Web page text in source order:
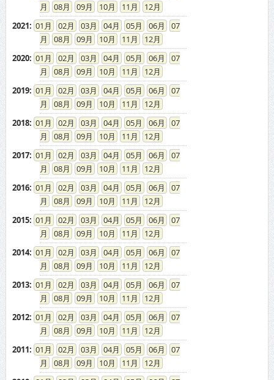
08
09 10 11
12
2021: 01 02 03 04 05 06
07
08
09 10 11
12
2020: 01 02 03 04 05 06
07
08
09 10 11
12
2019: 01 02 03 04 05 06
07
08
09 10 11
12
2018: 01 02 03 04 05 06
07
08
09 10 11
12
2017: 01 02 03 04 05 06
07
08
09 10 11
12
2016: 01 02 03 04 05 06
07
08
09 10 11
12
2015: 01 02 03 04 05 06
07
08
09 10 11
12
2014: 01 02 03 04 05 06
07
08
09 10 11
12
2013: 01 02 03 04 05 06
07
08
09 10 11
12
2012: 01 02 03 04 05 06
07
08
09 10 11
12
2011: 01 02 03 04 05 06
07
08
09 10 11
12